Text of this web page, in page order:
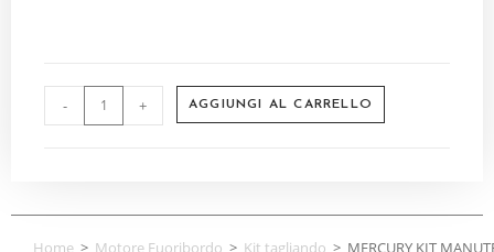
- + AGGIUNGI AL CARRELLO
Home > Motore Fuoribordo > Kit tagliando > MERCURY KIT